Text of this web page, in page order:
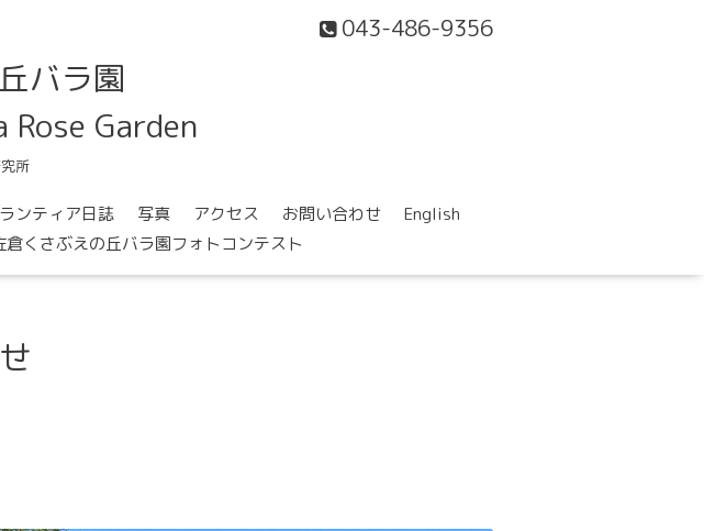
043-486-9356
バラ園
Garden
所
ンティア日誌 写真 アクセス お問い合わせ
English
くさぶえの丘バラ園フォトコンテスト